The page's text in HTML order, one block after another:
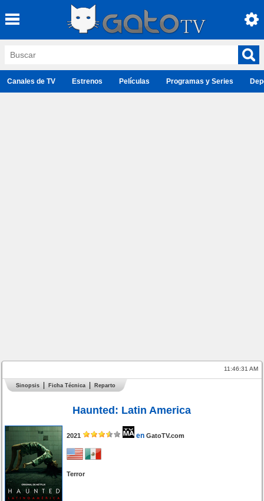
Canales de TV Estrenos Películas Programas y Series
11:46:31 AM
Sinopsis Ficha Técnica Reparto
Haunted: Latin America
2021 en GatoTV.com
Terror